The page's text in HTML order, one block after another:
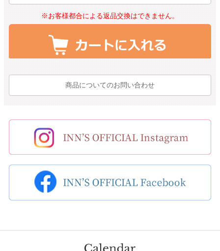
※お客様都合による返品交換はできません。
商品についてのお問い合わせ